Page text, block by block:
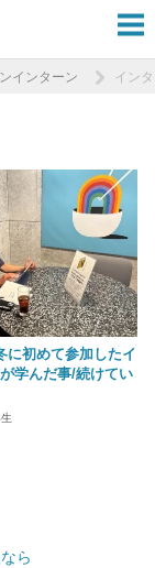
インターン イン
に初めて参加したイ
学んだ事/続けてい
ら